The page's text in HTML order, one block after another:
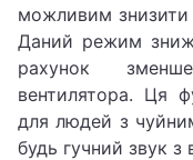
можливим знизити
Даний режим
рахунок
вентилятора. Ця
для людей з
будь гучний звук з